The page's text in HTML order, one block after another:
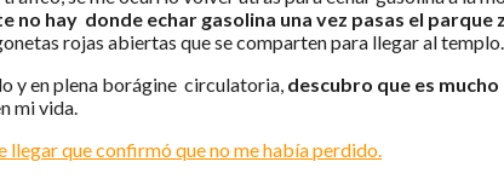
no hay donde echar gasolina una vez pasas el parque
rojas abiertas que se comparten para llegar al templo.
y en plena borágine circulatoria, descubro que es
mi vida.